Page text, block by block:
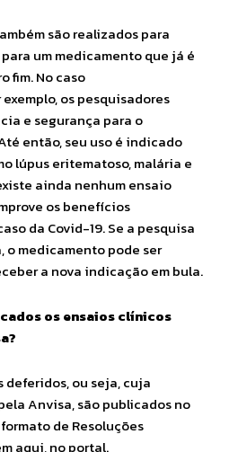
são realizados para
um medicamento que já é
fim. No caso
os pesquisadores
e segurança para o
então, seu uso é indicado
lúpus eritematoso, malária e
ainda nenhum ensaio
os benefícios
da Covid-19. Se a pesquisa
medicamento pode ser
a nova indicação em bula.
os ensaios clínicos
deferidos, ou seja, cuja
Anvisa, são publicados no
de Resoluções
aqui, no portal.